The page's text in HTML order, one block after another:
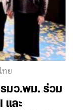
ทย
รมว.พม. ร่วม
และ